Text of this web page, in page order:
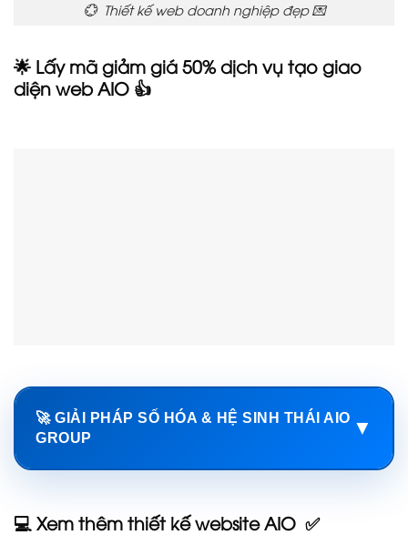
💮 Thiết kế web doanh nghiệp đẹp 💌
🌟 Lấy mã giảm giá 50% dịch vụ tạo giao
diện web AIO 👍
🚀 GIẢI PHÁP SỐ HÓA & HỆ SINH THÁI AIO
GROUP
▼
💻 Xem thêm thiết kế website AIO ✅